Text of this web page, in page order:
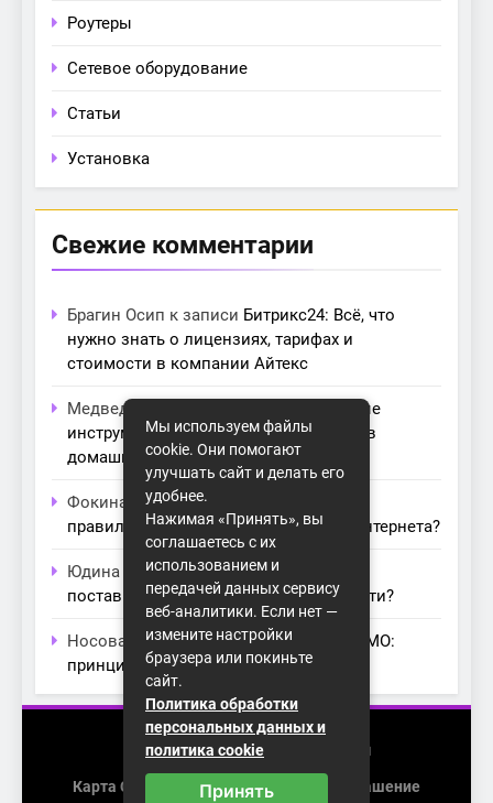
Роутеры
Сетевое оборудование
Статьи
Установка
Свежие комментарии
Брагин Осип к записи Битрикс24: Всё, что
нужно знать о лицензиях, тарифах и
стоимости в компании Айтекс
Медведева Амалия
Основные
инструменты для создания серверов в
домашних условиях
Фокина Невак записи
правильный модем для домашнего интернета?
Юдина Ивонак записиПроблемы с
поставщиками интернета: как их обойти?
Носова Агатак записиТехнология MIMO:
принципы работы и её преимущества
2026 (с) https://homenet-spb.ru
Карта Сайта Пользовательское Соглашение
Мы используем файлы
cookie. Они помогают
улучшать сайт и делать его
удобнее.
Нажимая «Принять», вы
соглашаетесь с их
использованием и
передачей данных сервису
веб-аналитики. Если нет —
измените настройки
браузера или покиньте
сайт.
Политика обработки
персональных данных и
политика cookie
Принять